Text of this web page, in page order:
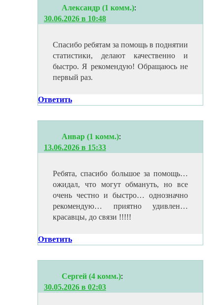
Александр (1 комм.):
30.06.2026 в 10:48
Спасибо ребятам за помощь в поднятии
статистики, делают качественно и
быстро. Я рекомендую! Обращаюсь не
первый раз.
Ответить
Анвар (1 комм.):
13.06.2026 в 15:33
Ребята, спасибо большое за помощь…
ожидал, что могут обмануть, но все
очень честно и быстро… однозначно
рекомендую… приятно удивлен…
красавцы, до связи !!!!!
Ответить
Сергей (4 комм.):
30.05.2026 в 02:03